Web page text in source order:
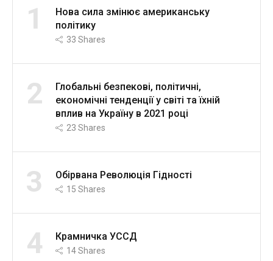
1
Нова сила змінює американську
політику
33 Shares
2
Глобальні безпекові, політичні,
економічні тенденції у світі та їхній
вплив на Україну в 2021 році
23 Shares
3 Обірвана Революція Гідності
15 Shares
4 Крамничка УССД
14Shares